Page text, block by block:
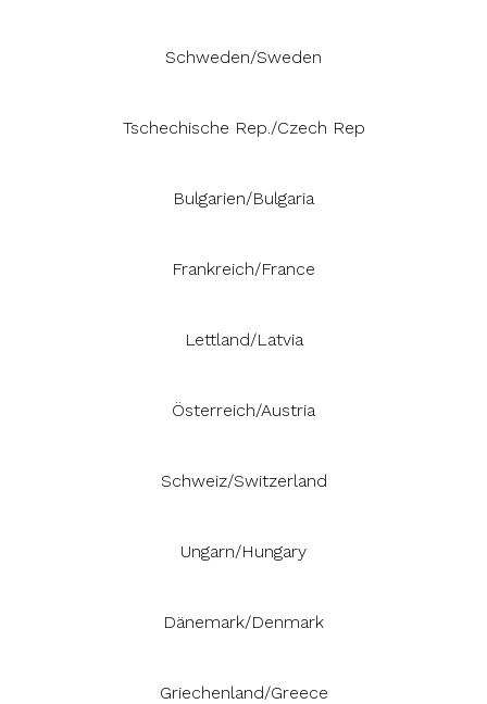
Schweden/Sweden
Tschechische Rep./Czech Rep
Bulgarien/Bulgaria
Frankreich/France
Lettland/Latvia
Österreich/Austria
Schweiz/Switzerland
Ungarn/Hungary
Dänemark/Denmark
Griechenland/Greece